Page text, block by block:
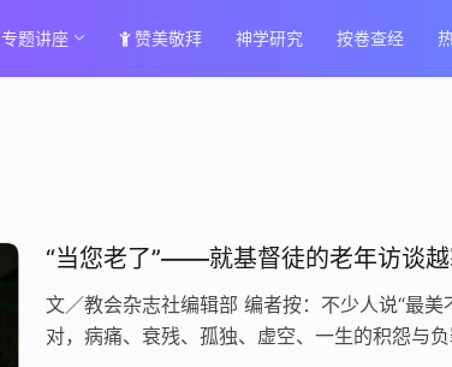
专题讲座 赞美敬拜 神学研究 按卷查经
“当您老了”——就基督徒的老年访谈
文／教会杂志社编辑部 编者按：不少人说“最美
对，病痛、衰残、孤独、虚空、一生的积怨与